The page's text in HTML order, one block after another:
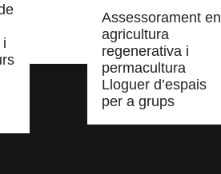
i
Assessorament en
agricultura
regenerativa i
permacultura
Lloguer d’espais
per a grups